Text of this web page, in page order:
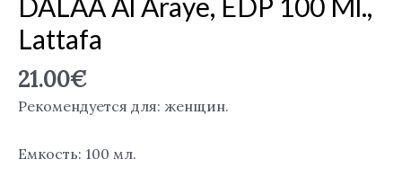
DALAA Al Araye, EDP 100 Ml.,
Lattafa
21.00€
Рекомендуется для: женщин.
Емкость: 100 мл.